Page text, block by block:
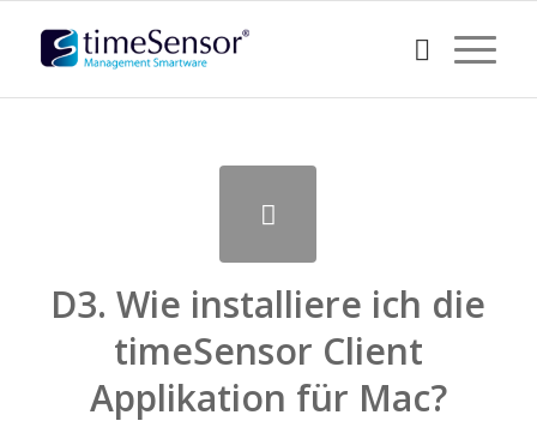
D3. Wie installiere ich die
timeSensor Client
Applikation für Mac?